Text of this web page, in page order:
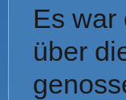
Es war
über